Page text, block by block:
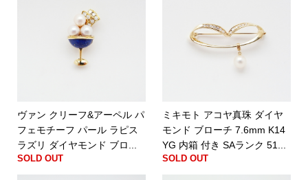
ヴァン クリーフ&アーペル パ
フェモチーフ パール ラピス
ラズリ ダイヤモンド ブロ...
SOLD OUT
ミキモト アコヤ真珠 ダイヤ
モンド ブローチ 7.6mm K14
YG 内箱 付き SAランク 51...
SOLD OUT